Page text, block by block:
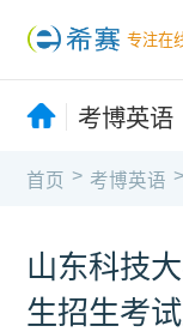
专注在
考博英语
首页 > 考博英语 >
山东科技
生招生考